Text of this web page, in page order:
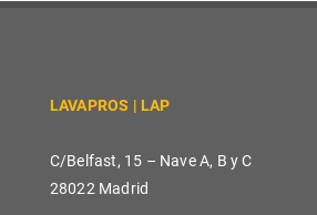
LAVAPROS | LAP
C/Belfast, 15 – Nave A, B y C
28022 Madrid